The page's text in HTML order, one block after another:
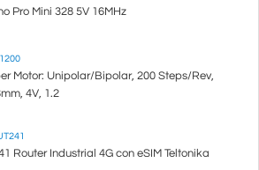
Pro Mini 328 5V 16MHz
Motor: Unipolar/Bipolar, 200 Steps/Rev,
4V, 1.2
Router Industrial 4G con eSIM Teltonika